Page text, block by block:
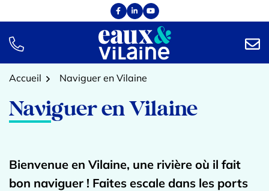
au
contenu
Facebook
(ouverture dans un nouvel onglet)
Linkedin
(ouverture dans un nouvel onglet)
YouTube
(ouverture dans un nouvel onglet)
TÉL.
Accueil Naviguer en Vilaine
Naviguer en Vilaine
Bienvenue en Vilaine, une rivière où il fait
bon naviguer ! Faites escale dans les ports